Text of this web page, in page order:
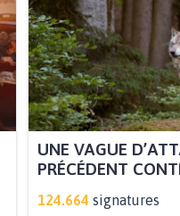
UNE VAGUE
PRÉCÉDENT
124.664 signatures